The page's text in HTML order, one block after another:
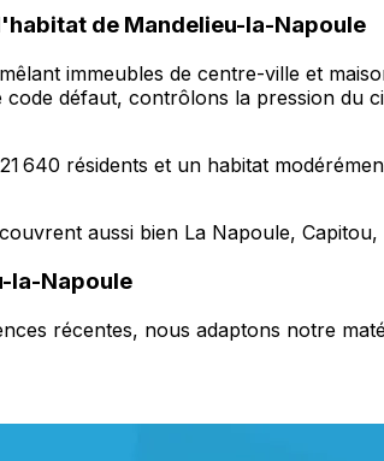
de Mandelieu-la-Napoule
immeubles de centre-ville et
code défaut, contrôlons la pression
640 résidents et un habitat
aussi bien La Napoule,
la-Napoule
récentes, nous adaptons notre